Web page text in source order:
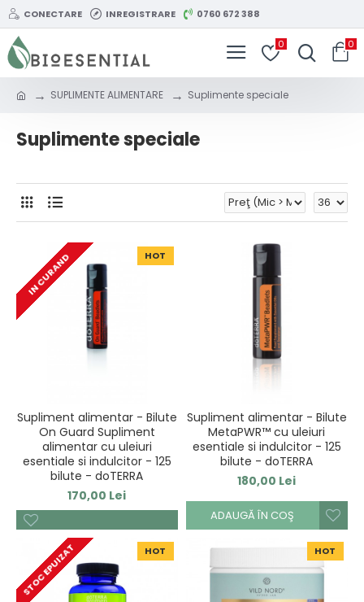
CONECTARE INREGISTRARE 0760 672 388
0 0
SUPLIMENTE ALIMENTARE Suplimente speciale
Suplimente speciale
HOT
IN CURAND
Supliment alimentar - Bilute
On Guard Supliment
alimentar cu uleiuri
esentiale si indulcitor - 125
bilute - doTERRA
170,00 Lei
Supliment alimentar - Bilute
MetaPWR™ cu uleiuri
esentiale si indulcitor - 125
bilute - doTERRA
180,00 Lei
ADAUGĂ ÎN COŞ
HOT
STOC EPUIZAT HOT